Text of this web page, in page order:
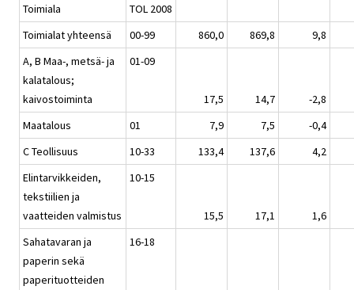
Toimiala
TOL 2008
Toimialat yhteensä
00-99 860,0 869,8
9,8
A, B Maa-, metsä- ja
kalatalous;
kaivostoiminta
01-09
17,5 14,7
-2,8
Maatalous
01 7,9 7,5
-0,4
C Teollisuus
10-33 133,4 137,6
4,2
Elintarvikkeiden,
tekstiilien ja
vaatteiden valmistus
10-15
15,5 17,1
1,6
Sahatavaran ja
paperin sekä
paperituotteiden
16-18